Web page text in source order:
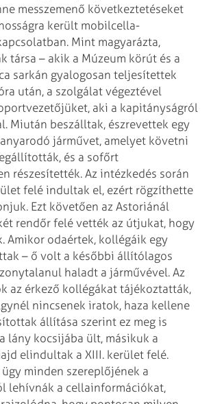
messzemenő következtetéseket
került mobilcella-
Mint magyarázta,
társa – akik a Múzeum körút és a
sarkán gyalogosan teljesítettek
után, a szolgálat végeztével
aki a kapitányságról
Miután beszálltak, észrevettek egy
járművet, amelyet követni
és a sofőrt
részesítették. Az intézkedés során
felé indultak el, ezért rögzíthette
Ezt követően az Astoriánál
rendőr felé vették az útjukat, hogy
Amikor odaértek, kollégáik egy
– ő volt a későbbi állítólagos
haladt a járművével. Az
az érkező kollégákat tájékoztatták,
nincsenek iratok, haza kellene
állítása szerint ez meg is
lány kocsijába ült, másikuk a
elindultak a XIII. kerület felé.
ügy minden szereplőjének a
lehívnák a cellainformációkat,